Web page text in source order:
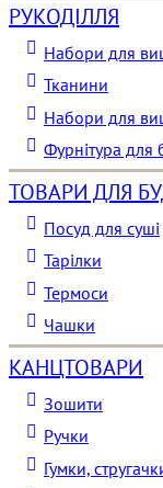
РУКОДІЛЛЯ
Набори для
Тканини
Набори для
Фурнітура для
ТОВАРИ ДЛЯ
Посуд для суші
Тарілки
Термоси
Чашки
КАНЦТОВАРИ
Зошити
Ручки
Гумки,